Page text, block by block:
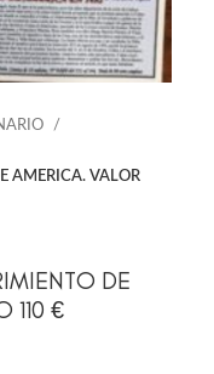
AMERICA. VALOR
DE
110 €